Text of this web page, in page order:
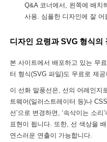
Q&A 코너에서, 왼쪽에 배치
사용. 심플한 디자인에 잘 어
디자인 요령과 SVG 형식의
본 사이트에서 배포하고 있는 무
터 형식(SVG 파일)도 무료로 제
이 선화 말풍선은, 선의 어레인지
트웨어(일러스트레이터 등)나
선’으로 변경하면, ‘속삭이는 소리
표현이 됩니다. 또한, 선 색상을
연스러운 연출이 가능합니다.